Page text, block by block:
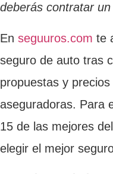
deberás contratar un
En seguuros.com te
seguro de auto tras
propuestas y
aseguradoras. Para
15 de las mejores
elegir el mejor